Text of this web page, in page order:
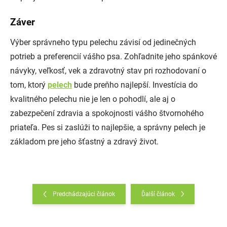
Záver
Výber správneho typu pelechu závisí od jedinečných
potrieb a preferencií vášho psa. Zohľadnite jeho spánkové
návyky, veľkosť, vek a zdravotný stav pri rozhodovaní o
tom, ktorý pelech bude preňho najlepší. Investícia do
kvalitného pelechu nie je len o pohodlí, ale aj o
zabezpečení zdravia a spokojnosti vášho štvornohého
priateľa. Pes si zaslúži to najlepšie, a správny pelech je
základom pre jeho šťastný a zdravý život.
Predchádzajúci článok Ďalší článok